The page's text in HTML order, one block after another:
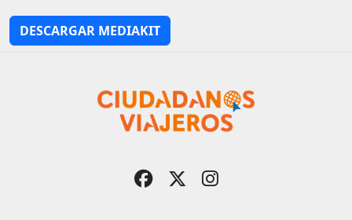
DESCARGAR MEDIAKIT